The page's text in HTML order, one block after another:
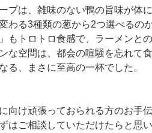
プは、雑味のない鴨の旨味が体に
わる3種類の葱から2つ選べるの
もトロトロ食感で、ラーメンとの
な空間は、都会の喧騒を忘れて
る、まさに至高の一杯でした。
向け頑張っておられる方のお手
はご相談していただけたらと思い